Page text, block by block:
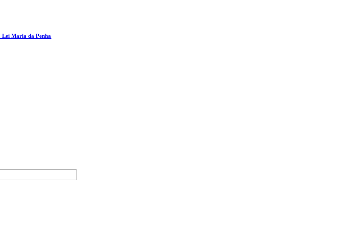
Lei Maria da Penha